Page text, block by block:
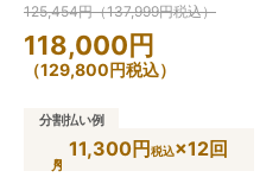
125,454円（137,999円税込）
118,000円
（129,800円税込）
分割払い例
11,300円税込×12回